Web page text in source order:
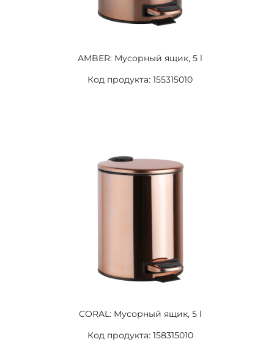
AMBER: Мусорный ящик, 5 l
Код продукта: 155315010
CORAL: Мусорный ящик, 5 l
Код продукта: 158315010